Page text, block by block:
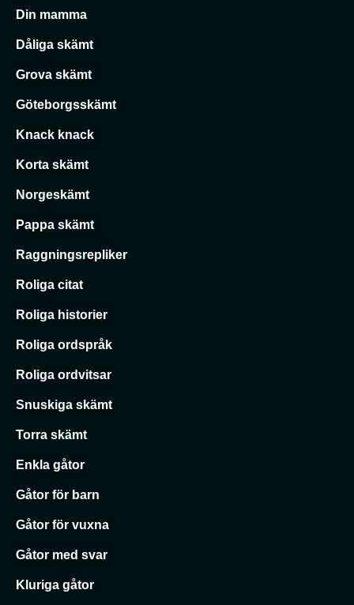
Din mamma
Dåliga skämt
Grova skämt
Göteborgsskämt
Knack knack
Korta skämt
Norgeskämt
Pappa skämt
Raggningsrepliker
Roliga citat
Roliga historier
Roliga ordspråk
Roliga ordvitsar
Snuskiga skämt
Torra skämt
Enkla gåtor
Gåtor för barn
Gåtor för vuxna
Gåtor med svar
Kluriga gåtor